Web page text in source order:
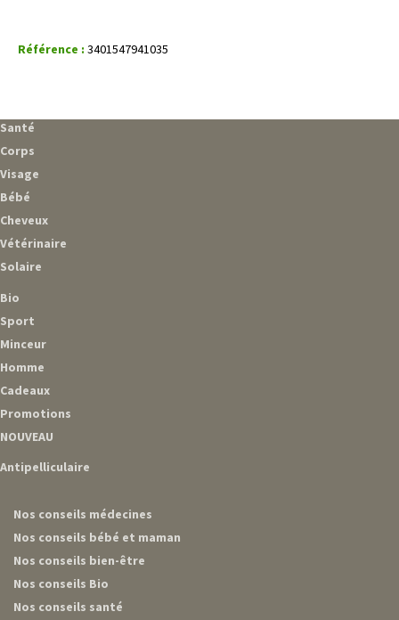
Référence : 3401547941035
Santé
Corps
Visage
Bébé
Cheveux
Vétérinaire
Solaire
Bio
Sport
Minceur
Homme
Cadeaux
Promotions
NOUVEAU
Antipelliculaire
Nos conseils médecines
Nos conseils bébé et maman
Nos conseils bien-être
Nos conseils Bio
Nos conseils santé